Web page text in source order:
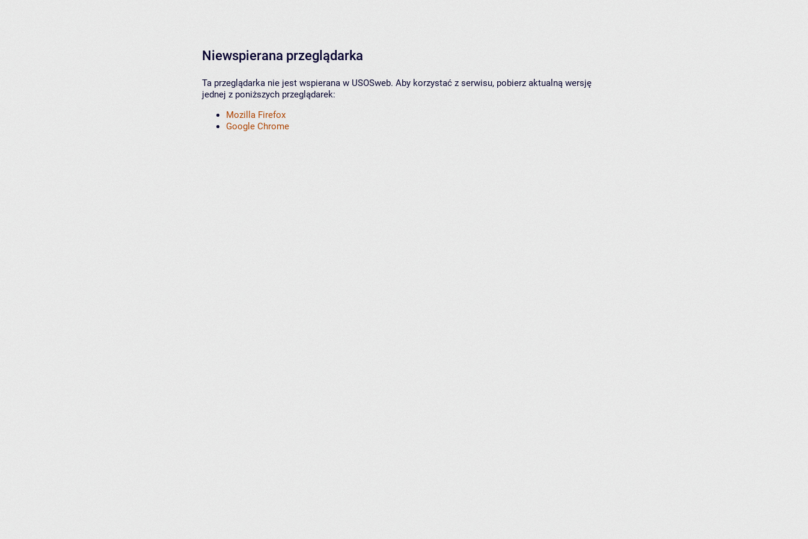
Niewspierana przeglądarka
Ta przeglądarka nie jest wspierana w USOSweb. Aby korzystać z serwisu, pobierz aktualną wersję
jednej z poniższych przeglądarek:
Mozilla Firefox
Google Chrome